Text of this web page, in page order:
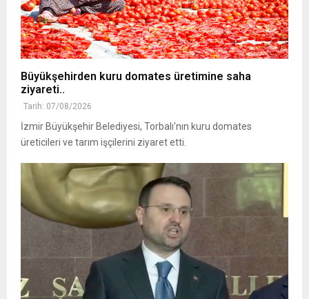
Büyükşehirden kuru domates üretimine saha
ziyareti..
Tarih: 07/08/2026
İzmir Büyükşehir Belediyesi, Torbalı'nın kuru domates
üreticileri ve tarım işçilerini ziyaret etti.